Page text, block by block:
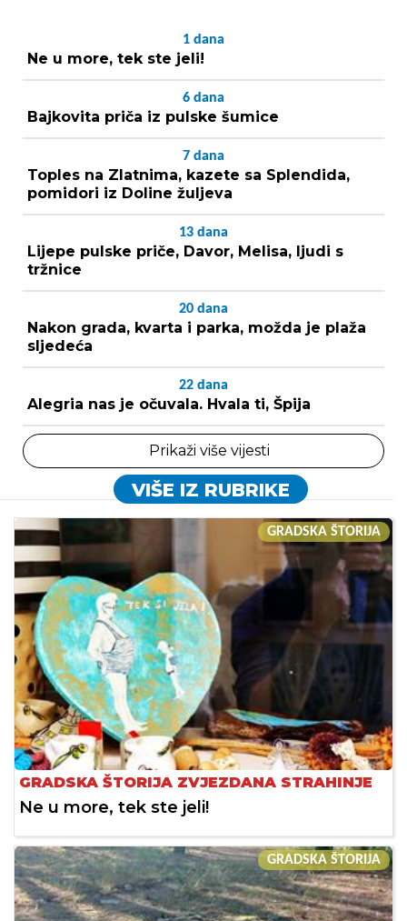
1 dana
Ne u more, tek ste jeli!
6 dana
Bajkovita priča iz pulske šumice
7 dana
Toples na Zlatnima, kazete sa Splendida,
pomidori iz Doline žuljeva
13 dana
Lijepe pulske priče, Davor, Melisa, ljudi s
tržnice
20 dana
Nakon grada, kvarta i parka, možda je plaža
sljedeća
22 dana
Alegria nas je očuvala. Hvala ti, Špija
Prikaži više vijesti
VIŠE IZ RUBRIKE
GRADSKA ŠTORIJA
GRADSKA ŠTORIJA ZVJEZDANA STRAHINJE
Ne u more, tek ste jeli!
GRADSKA ŠTORIJA